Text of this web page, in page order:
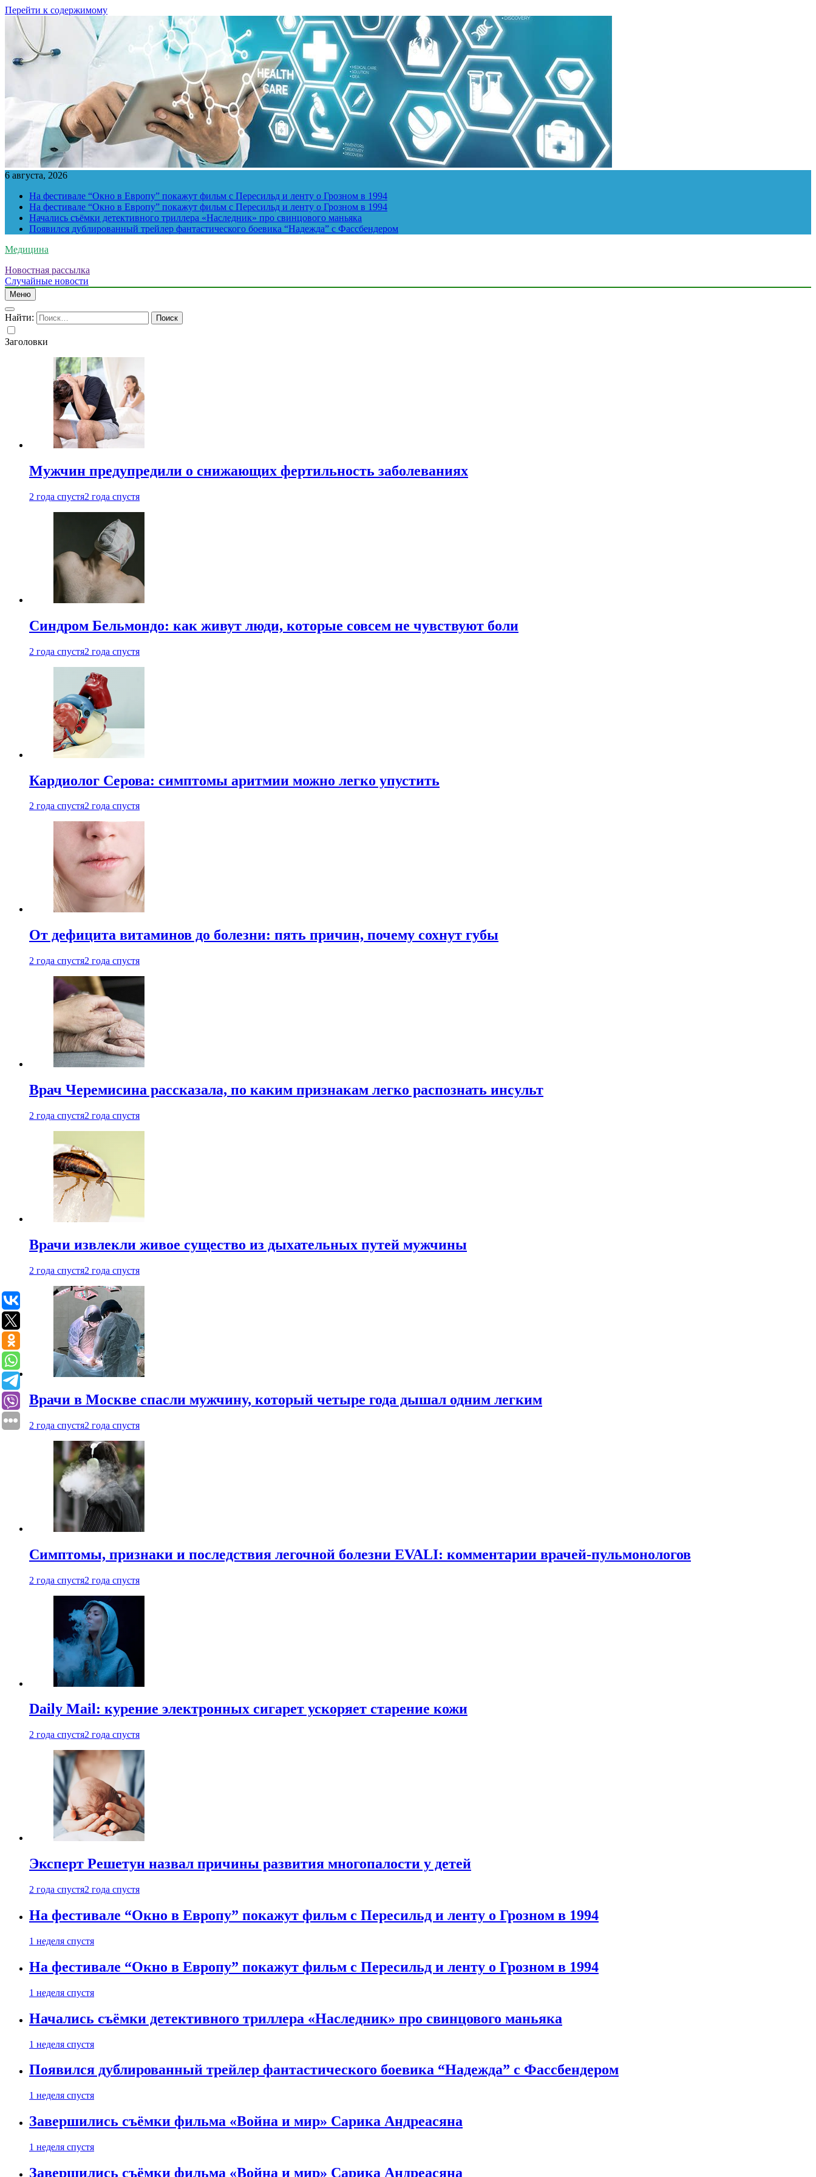
Перейти к содержимому
6 августа, 2026
На фестивале “Окно в Европу” покажут фильм с Пересильд и ленту о Грозном в 1994
На фестивале “Окно в Европу” покажут фильм с Пересильд и ленту о Грозном в 1994
Начались съёмки детективного триллера «Наследник» про свинцового маньяка
Появился дублированный трейлер фантастического боевика “Надежда” с Фассбендером
Медицина
Новостная рассылка
Случайные новости
Меню
Найти:
Заголовки
Мужчин предупредили о снижающих фертильность заболеваниях
2 года спустя2 года спустя
Синдром Бельмондо: как живут люди, которые совсем не чувствуют боли
2 года спустя2 года спустя
Кардиолог Серова: симптомы аритмии можно легко упустить
2 года спустя2 года спустя
От дефицита витаминов до болезни: пять причин, почему сохнут губы
2 года спустя2 года спустя
Врач Черемисина рассказала, по каким признакам легко распознать инсульт
2 года спустя2 года спустя
Врачи извлекли живое существо из дыхательных путей мужчины
2 года спустя2 года спустя
Врачи в Москве спасли мужчину, который четыре года дышал одним легким
2 года спустя2 года спустя
Симптомы, признаки и последствия легочной болезни EVALI: комментарии врачей-пульмонологов
2 года спустя2 года спустя
Daily Mail: курение электронных сигарет ускоряет старение кожи
2 года спустя2 года спустя
Эксперт Решетун назвал причины развития многопалости у детей
2 года спустя2 года спустя
На фестивале “Окно в Европу” покажут фильм с Пересильд и ленту о Грозном в 1994
1 неделя спустя
На фестивале “Окно в Европу” покажут фильм с Пересильд и ленту о Грозном в 1994
1 неделя спустя
Начались съёмки детективного триллера «Наследник» про свинцового маньяка
1 неделя спустя
Появился дублированный трейлер фантастического боевика “Надежда” с Фассбендером
1 неделя спустя
Завершились съёмки фильма «Война и мир» Сарика Андреасяна
1 неделя спустя
Завершились съёмки фильма «Война и мир» Сарика Андреасяна